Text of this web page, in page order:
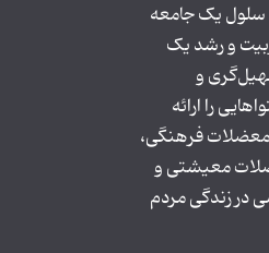
سلول یک جامعه
و رشد یک
و
را ارائه
فرهنگی،
معیشتی و
در زندگی مردم